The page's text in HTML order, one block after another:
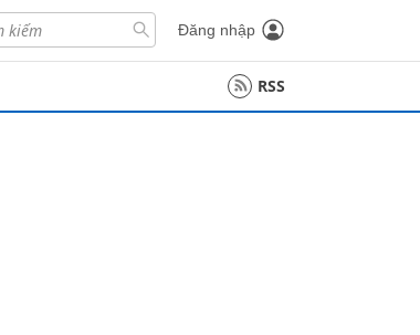
Đăng nhập
RSS